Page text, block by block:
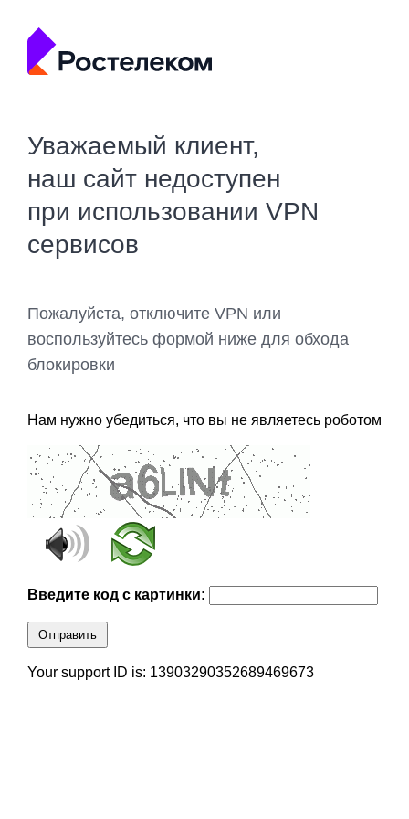
Уважаемый клиент,
наш сайт недоступен
при использовании VPN
сервисов
Пожалуйста, отключите VPN или
воспользуйтесь формой ниже для обхода
блокировки
Нам нужно убедиться, что вы не являетесь роботом
Введите код с картинки:
Отправить
Your support ID is: 13903290352689469673